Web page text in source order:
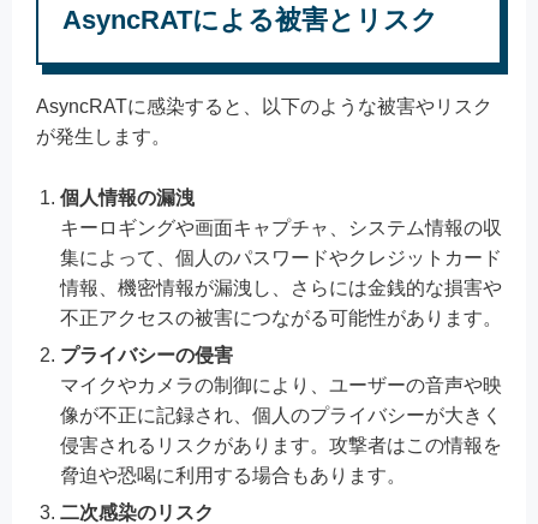
AsyncRATによる被害とリスク
AsyncRATに感染すると、以下のような被害やリスク
が発生します。
個人情報の漏洩
キーロギングや画面キャプチャ、システム情報の収
集によって、個人のパスワードやクレジットカード
情報、機密情報が漏洩し、さらには金銭的な損害や
不正アクセスの被害につながる可能性があります。
プライバシーの侵害
マイクやカメラの制御により、ユーザーの音声や映
像が不正に記録され、個人のプライバシーが大きく
侵害されるリスクがあります。攻撃者はこの情報を
脅迫や恐喝に利用する場合もあります。
二次感染のリスク